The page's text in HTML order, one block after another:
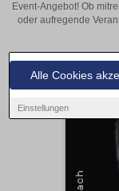
Alle Cookies
Einstellungen
Event-Angebot! Ob
oder aufregende